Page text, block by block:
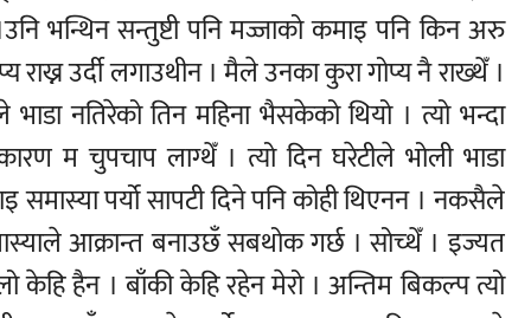
भन्थिन सन्तुष्टी पनि मज्जाको कमाइ पनि किन अरु
राख्न उर्दी लगाउथीन । मैले उनका कुरा गोप्य नै राख्थेँ ।
नतिरेको तिन महिना भैसकेको थियो । त्यो भन्दा
म चुपचाप लाग्थेँ । त्यो दिन घरेटीले भोली भाडा
समास्या पर्यो सापटी दिने पनि कोही थिएनन । नकसैले
आक्रान्त बनाउछँ सबथोक गर्छ । सोच्थेँ । इज्यत
केहि हैन । बाँकी केहि रहेन मेरो । अन्तिम बिकल्प त्यो